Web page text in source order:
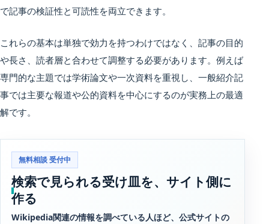
で記事の検証性と可読性を両立できます。
これらの基本は単独で効力を持つわけではなく、記事の目的
や長さ、読者層と合わせて調整する必要があります。例えば
専門的な主題では学術論文や一次資料を重視し、一般紹介記
事では主要な報道や公的資料を中心にするのが実務上の最適
解です。
無料相談 受付中
検索で見られる受け皿を、サイト側に
作る
Wikipedia関連の情報を調べている人ほど、公式サイトの